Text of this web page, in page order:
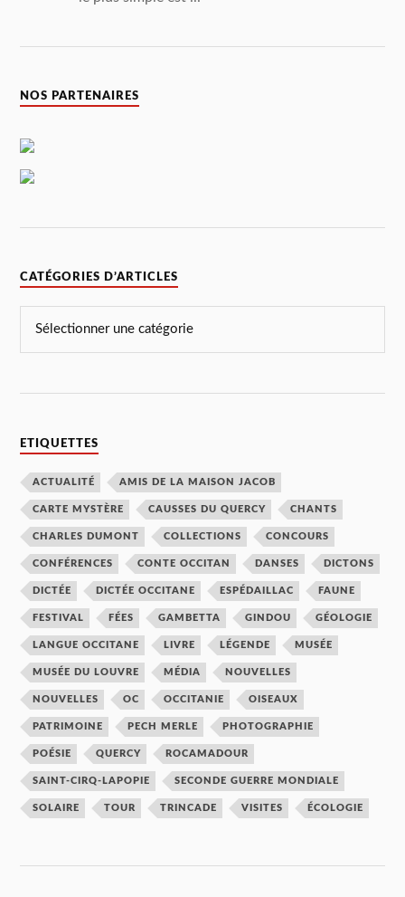
NOS PARTENAIRES
CATÉGORIES D’ARTICLES
ETIQUETTES
ACTUALITÉ AMIS DE LA MAISON JACOB
CARTE MYSTÈRE CAUSSES DU QUERCY CHANTS
CHARLES DUMONT COLLECTIONS CONCOURS
CONFÉRENCES CONTE OCCITAN DANSES DICTONS
DICTÉE DICTÉE OCCITANE ESPÉDAILLAC FAUNE
FESTIVAL FÉES GAMBETTA GINDOU GÉOLOGIE
LANGUE OCCITANE LIVRE LÉGENDE MUSÉE
MUSÉE DU LOUVRE MÉDIA NOUVELLES
NOUVELLES OC OCCITANIE OISEAUX
PATRIMOINE PECH MERLE PHOTOGRAPHIE
POÉSIE QUERCY ROCAMADOUR
SAINT-CIRQ-LAPOPIE SECONDE GUERRE MONDIALE
SOLAIRE TOUR TRINCADE VISITES ÉCOLOGIE